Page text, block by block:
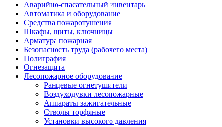
Аварийно-спасательный инвентарь
Автоматика и оборудование
Средства пожаротушения
Шкафы, щиты, ключницы
Арматура пожарная
Безопасность труда (рабочего места)
Полиграфия
Огнезащита
Лесопожарное оборудование
Ранцевые огнетушители
Воздуходувки лесопожарные
Аппараты зажигательные
Стволы торфяные
Установки высокого давления